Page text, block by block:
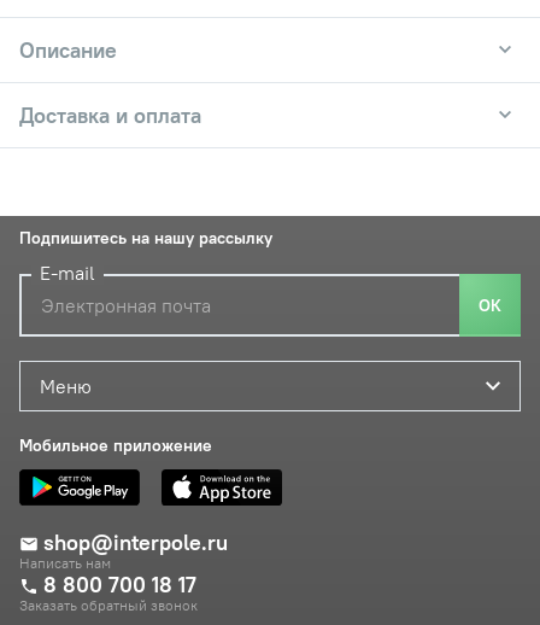
Описание
Доставка и оплата
Меню
Мобильное приложение
shop@interpole.ru
Написать нам
8 800 700 18 17
Заказать обратный звонок
Подпишитесь на нашу рассылку
E-mail
ОК